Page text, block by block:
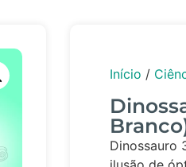
Início /
Dinossauro